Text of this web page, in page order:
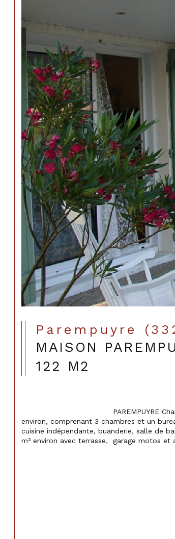
Parempuyre
MAISON
122 M2
environ, comprenant 3 chambres et un
cuisine indépendante, buanderie, salle de
m² environ avec terrasse,  garage motos et